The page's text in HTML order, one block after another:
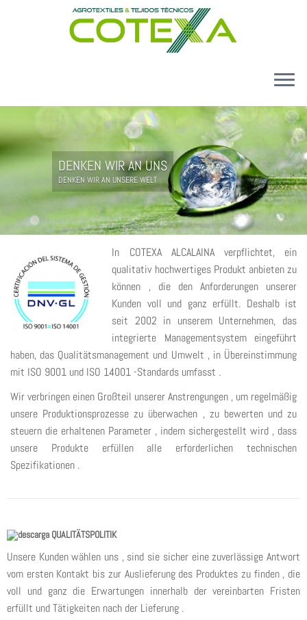
EINLEITUNG
UNS
UNSERE PRODUKTE
Qualität Und Umwelt
KONTAKT
DENKEN WIR AN UNS
DENKEN WIR AN UNSERE WELT
In COTEXA ALCALAINA verpflichtet, ein
qualitativ hochwertiges Produkt anbieten zu
können , die den Anforderungen unserer
Kunden voll und ganz erfüllt. Deshalb ist
seit 2002 in unserem Unternehmen, das
integrierte Managementsystem eingeführt
haben, das Qualitätsmanagement und Umwelt , in Übereinstimmung
mit ISO 9001 und ISO 14001 -Standards umfasst .
Wir verbringen einen Großteil unserer Anstrengungen , um regelmäßig
unsere Produktionsprozesse zu überwachen , zu bewerten und zu
steuern die erhaltenen Parameter , indem sichergestellt wird , dass
unsere Produkte erfüllen alle erforderlichen technischen
Spezifikationen .
QUALITÄTSPOLITIK
Unsere Kunden wählen uns , sind sie sicher eine zuverlässige Antwort
vom ersten Kontakt bis zur Auslieferung des Produktes zu finden , die
voll und ganz die Erwartungen innerhalb der vereinbarten Fristen
erfüllt und Tätigkeiten nach der Lieferung .